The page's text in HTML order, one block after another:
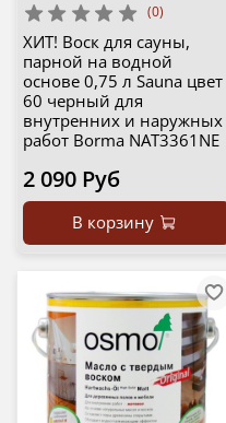
(0)
ХИТ! Воск для сауны,
парной на водной
основе 0,75 л Sauna цвет
60 черный для
внутренних и наружных
работ Borma NAT3361NE
2 090 Руб
В корзину